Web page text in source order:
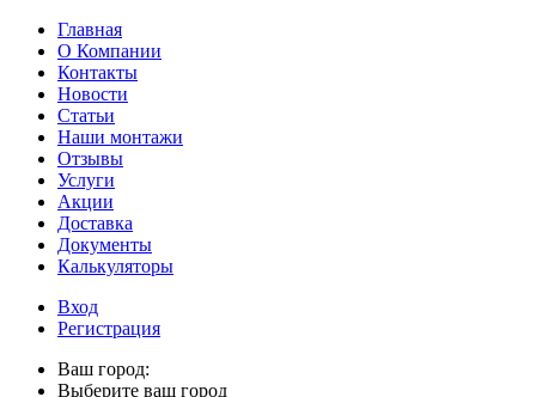
Главная
О Компании
Контакты
Новости
Статьи
Наши монтажи
Отзывы
Услуги
Акции
Доставка
Документы
Калькуляторы
Вход
Регистрация
Ваш город:
Выберите ваш город